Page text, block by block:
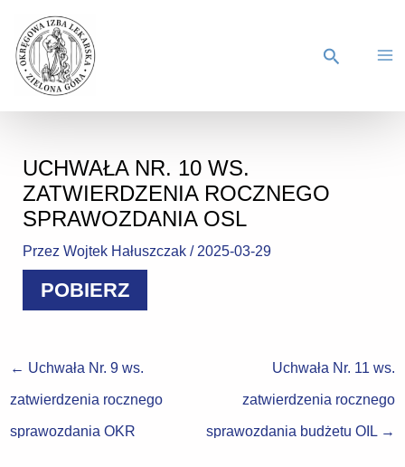
UCHWAŁA NR. 10 WS.
ZATWIERDZENIA ROCZNEGO
SPRAWOZDANIA OSL
PrzezWojtek Hałuszczak/ 2025-03-29
POBIERZ
← Uchwała Nr. 9 ws.
zatwierdzenia rocznego
sprawozdania OKR
Uchwała Nr. 11 ws.
zatwierdzenia rocznego
sprawozdania budżetu OIL →